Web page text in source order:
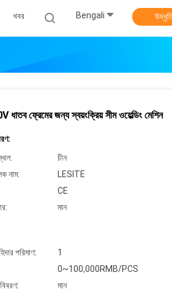
খবর Bengali
ধাতব ফ্রেমের জন্য স্বয়ংক্রিয় সীম ওয়েল্ডিং মেশিন
চীন
নাম:
LESITE
CE
মান
পরিমাণ:
1
0~100,000RMB/PCS
মান